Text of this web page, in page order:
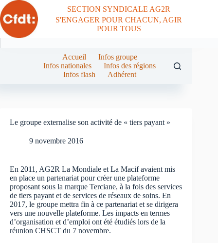
Passer
au
contenu
SECTION SYNDICALE AG2R
S'ENGAGER POUR CHACUN, AGIR
POUR TOUS
Accueil
Infos groupe
Infos nationales
Infos des régions
Infos flash
Adhérent
Le groupe externalise son activité de « tiers payant »
9 novembre 2016
En 2011, AG2R La Mondiale et La Macif avaient mis
en place un partenariat pour créer une plateforme
proposant sous la marque Terciane, à la fois des services
de tiers payant et de services de réseaux de soins. En
2017, le groupe mettra fin à ce partenariat et se dirigera
vers une nouvelle plateforme. Les impacts en termes
d’organisation et d’emploi ont été étudiés lors de la
réunion CHSCT du 7 novembre.